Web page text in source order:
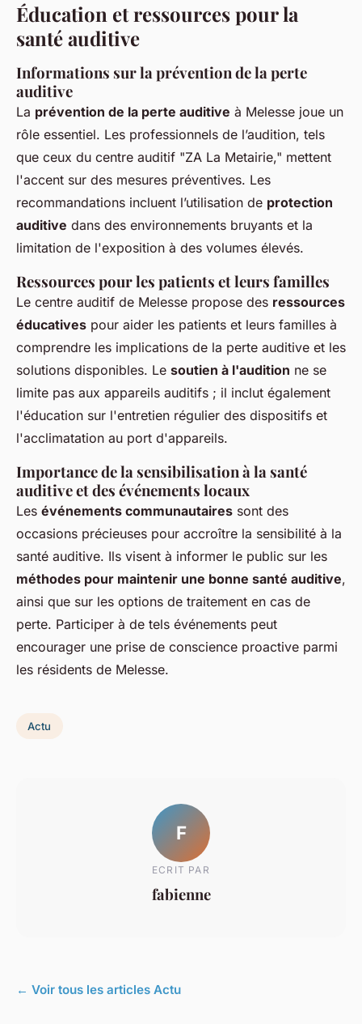
Éducation et ressources pour la
santé auditive
Informations sur la prévention de la perte
auditive
La prévention de la perte auditive à Melesse joue un
rôle essentiel. Les professionnels de l’audition, tels
que ceux du centre auditif "ZA La Metairie," mettent
l'accent sur des mesures préventives. Les
recommandations incluent l’utilisation de protection
auditive dans des environnements bruyants et la
limitation de l'exposition à des volumes élevés.
Ressources pour les patients et leurs familles
Le centre auditif de Melesse propose des ressources
éducatives pour aider les patients et leurs familles à
comprendre les implications de la perte auditive et les
solutions disponibles. Le soutien à l'audition ne se
limite pas aux appareils auditifs ; il inclut également
l'éducation sur l'entretien régulier des dispositifs et
l'acclimatation au port d'appareils.
Importance de la sensibilisation à la santé
auditive et des événements locaux
Les événements communautaires sont des
occasions précieuses pour accroître la sensibilité à la
santé auditive. Ils visent à informer le public sur les
méthodes pour maintenir une bonne santé auditive,
ainsi que sur les options de traitement en cas de
perte. Participer à de tels événements peut
encourager une prise de conscience proactive parmi
les résidents de Melesse.
Actu
F
ECRIT PAR
fabienne
← Voir tous les articles Actu